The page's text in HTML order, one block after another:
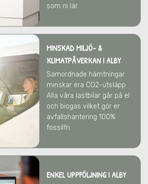
som ni lär.
MINSKAD MILJÖ- &
KLIMATPÅVERKANI ALBY
Samordnade hämtningar
minskar era CO2-utsläpp.
Alla våra lastbilar går på el
och biogas vilket gör er
avfallshantering 100%
fossilfri.
ENKEL UPPFÖLJNING I ALBY